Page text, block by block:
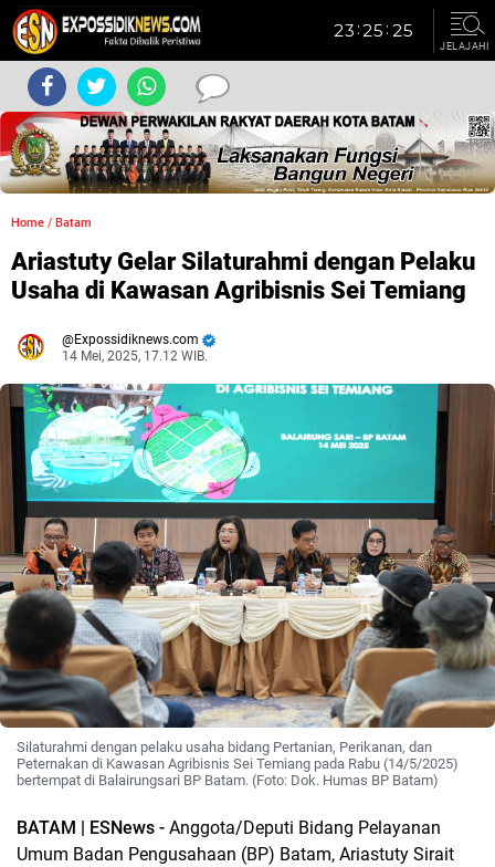
JELAJAHI
Home / Batam
Ariastuty Gelar Silaturahmi dengan Pelaku
Usaha di Kawasan Agribisnis Sei Temiang
Expossidiknews.com
14 Mei, 2025, 17.12 WIB.
Silaturahmi dengan pelaku usaha bidang Pertanian, Perikanan, dan
Peternakan di Kawasan Agribisnis Sei Temiang pada Rabu (14/5/2025)
bertempat di Balairungsari BP Batam. (Foto: Dok. Humas BP Batam)
BATAM | ESNews - Anggota/Deputi Bidang Pelayanan
Umum Badan Pengusahaan (BP) Batam, Ariastuty Sirait